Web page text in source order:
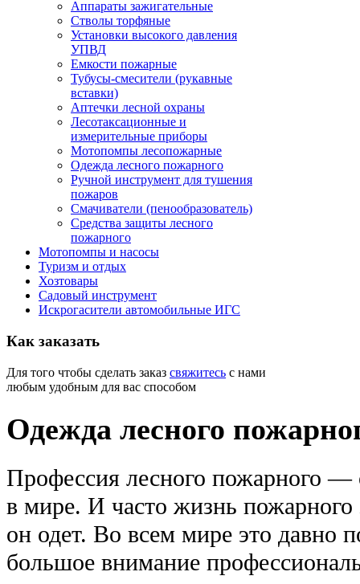
Аппараты зажигательные
Стволы торфяные
Установки высокого давления
УПВД
Емкости пожарные
Тубусы-смесители (рукавные
вставки)
Аптечки лесной охраны
Лесотаксационные и
измерительные приборы
Мотопомпы лесопожарные
Одежда лесного пожарного
Ручной инструмент для тушения
пожаров
Смачиватели (пенообразователь)
Средства защиты лесного
пожарного
Мотопомпы и насосы
Туризм и отдых
Хозтовары
Садовый инструмент
Искрогасители автомобильные ИГС
Как заказать
Для того чтобы сделать заказ свяжитесь с нами
любым удобным для вас способом
Одежда лесного
Профессия лесного пожарного —
в мире. И часто жизнь пожарного
он одет. Во всем мире это давно
большое внимание